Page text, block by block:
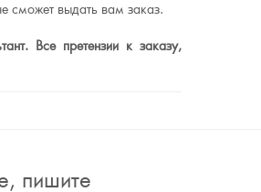
сможет выдать вам заказ.
Все претензии к заказу,
пишите